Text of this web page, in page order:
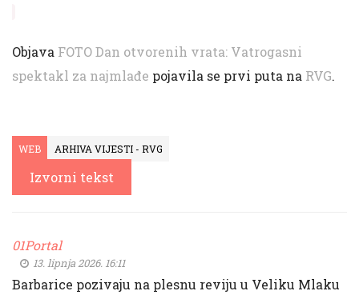
Objava FOTO Dan otvorenih vrata: Vatrogasni
spektakl za najmlađe pojavila se prvi puta na RVG.
WEB ARHIVA VIJESTI - RVG
Izvorni tekst
01Portal
13. lipnja 2026. 16:11
Barbarice pozivaju na plesnu reviju u Veliku Mlaku